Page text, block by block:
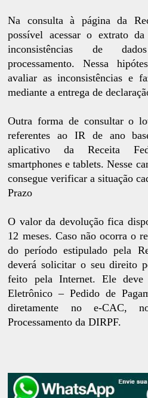
Na consulta à página da
possível acessar o extrato
inconsistências de
processamento. Nessa
avaliar as inconsistências e
mediante a entrega de
Outra forma de consultar o
referentes ao IR de ano
aplicativo da Receita
smartphones e tablets. Nesse
consegue verificar a situação
Prazo
O valor da devolução fica
12 meses. Caso não ocorra o
do período estipulado pela
deverá solicitar o seu direito
feito pela Internet. Ele deve
Eletrônico – Pedido de
diretamente no e-CAC,
Processamento da DIRPF.